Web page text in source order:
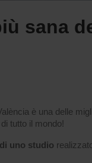
sana
è una delle
tutto il mondo!
uno studio